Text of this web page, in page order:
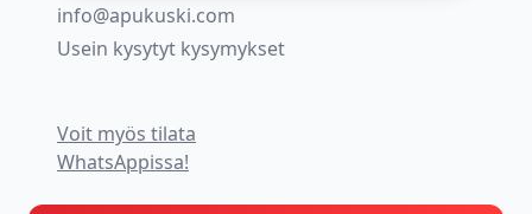
info@apukuski.com
Usein kysytyt kysymykset
Voit myös tilata
WhatsAppissa!